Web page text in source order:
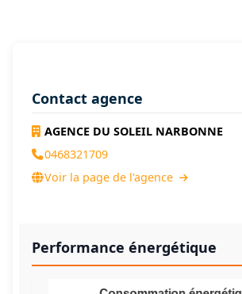
Contact agence
AGENCE DU SOLEIL NARBONNE
0468321709
Voir la page de l'agence
Performance énergétique